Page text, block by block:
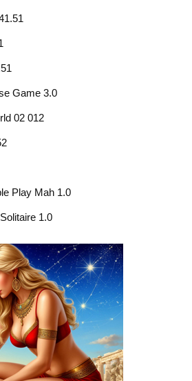
Game 3.0
02 012
Play Mah 1.0
1.0